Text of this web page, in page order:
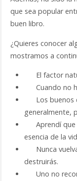
que sea popular
buen libro.
¿Quieres conocer
mostramos a
El factor
Cuando no
Los buenos
generalmente,
Aprendí que
esencia de la
Nunca
destruirás.
Uno no